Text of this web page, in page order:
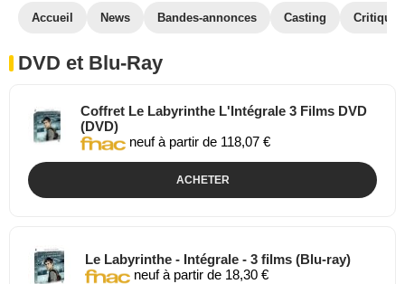
Accueil News Bandes-annonces Casting
DVD et Blu-Ray
Coffret Le Labyrinthe L'Intégrale 3 Films DVD
(DVD)
neuf à partir de 118,07 €
ACHETER
Le Labyrinthe - Intégrale - 3 films (Blu-ray)
neuf à partir de 18,30 €